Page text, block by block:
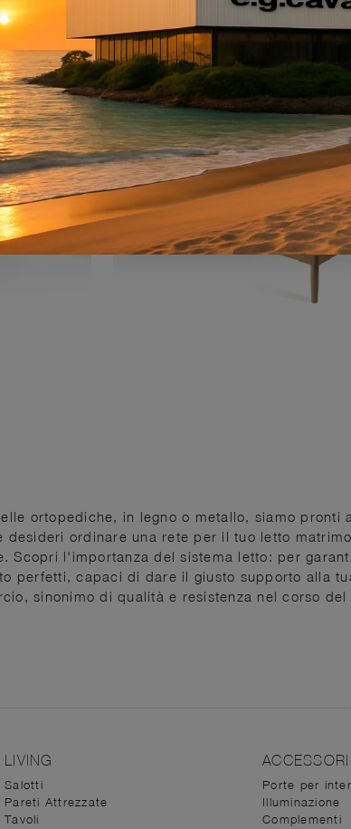
ortopediche, in legno o metallo, siamo
desideri ordinare una rete per il tuo letto
Scopri l'importanza del sistema letto: per
perfetti, capaci di dare il giusto supporto alla
sinonimo di qualità e resistenza nel corso del
LIVING
Salotti
Pareti Attrezzate
Tavoli
Porte per
Illuminazione
Complementi